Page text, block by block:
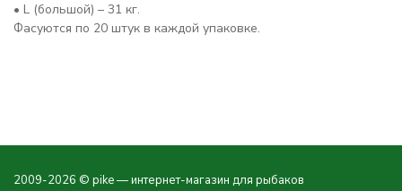
• L (большой) – 31 кг.
Фасуются по 20 штук в каждой упаковке.
2009-2026 © pike — интернет-магазин для рыбаков